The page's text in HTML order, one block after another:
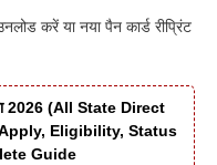
करें या नया पैन कार्ड रीप्रिंट
2026 (All State Direct
Eligibility, Status
Guide